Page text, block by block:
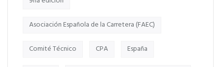
Asociación Española de la Carretera (FAEC)
Comité Técnico CPA España